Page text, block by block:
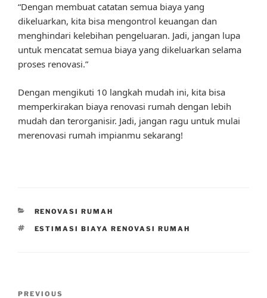
“Dengan membuat catatan semua biaya yang
dikeluarkan, kita bisa mengontrol keuangan dan
menghindari kelebihan pengeluaran. Jadi, jangan lupa
untuk mencatat semua biaya yang dikeluarkan selama
proses renovasi.”
Dengan mengikuti 10 langkah mudah ini, kita bisa
memperkirakan biaya renovasi rumah dengan lebih
mudah dan terorganisir. Jadi, jangan ragu untuk mulai
merenovasi rumah impianmu sekarang!
CATEGORIES
RENOVASI RUMAH
TAGS
ESTIMASI BIAYA RENOVASI RUMAH
Previous
PREVIOUS